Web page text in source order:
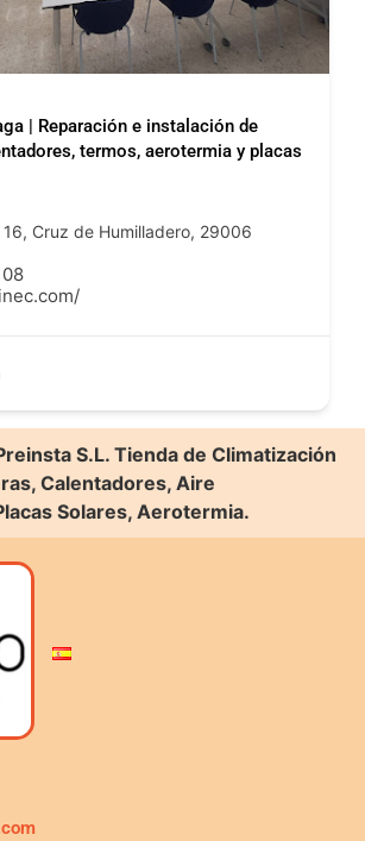
| Reparación e instalación de
termos, aerotermia y placas
16, Cruz de Humilladero, 29006
S.L. Tienda de Climatización
Calentadores, Aire
Solares, Aerotermia.